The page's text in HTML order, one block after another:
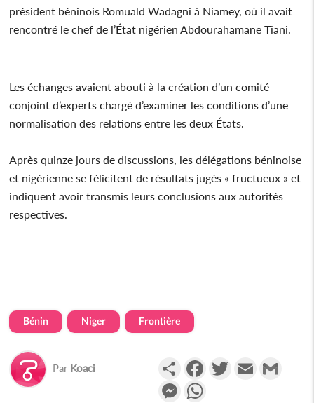
président béninois Romuald Wadagni à Niamey, où il avait
rencontré le chef de l’État nigérien Abdourahamane Tiani.
Les échanges avaient abouti à la création d’un comité
conjoint d’experts chargé d’examiner les conditions d’une
normalisation des relations entre les deux États.
Après quinze jours de discussions, les délégations béninoise
et nigérienne se félicitent de résultats jugés « fructueux » et
indiquent avoir transmis leurs conclusions aux autorités
respectives.
Bénin Niger Frontière
Par Koaci PartagerFacebookTwitterEmail
Messenger